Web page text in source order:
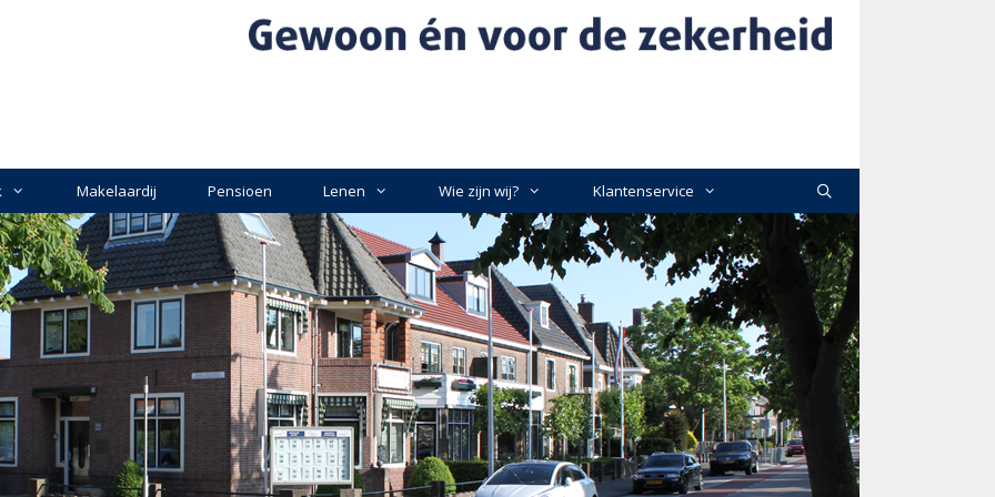
Makelaardij Pensioen Lenen Wie zijn wij? Klantenservice